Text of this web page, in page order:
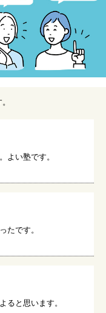
よい塾です。
たです。
ると思います。